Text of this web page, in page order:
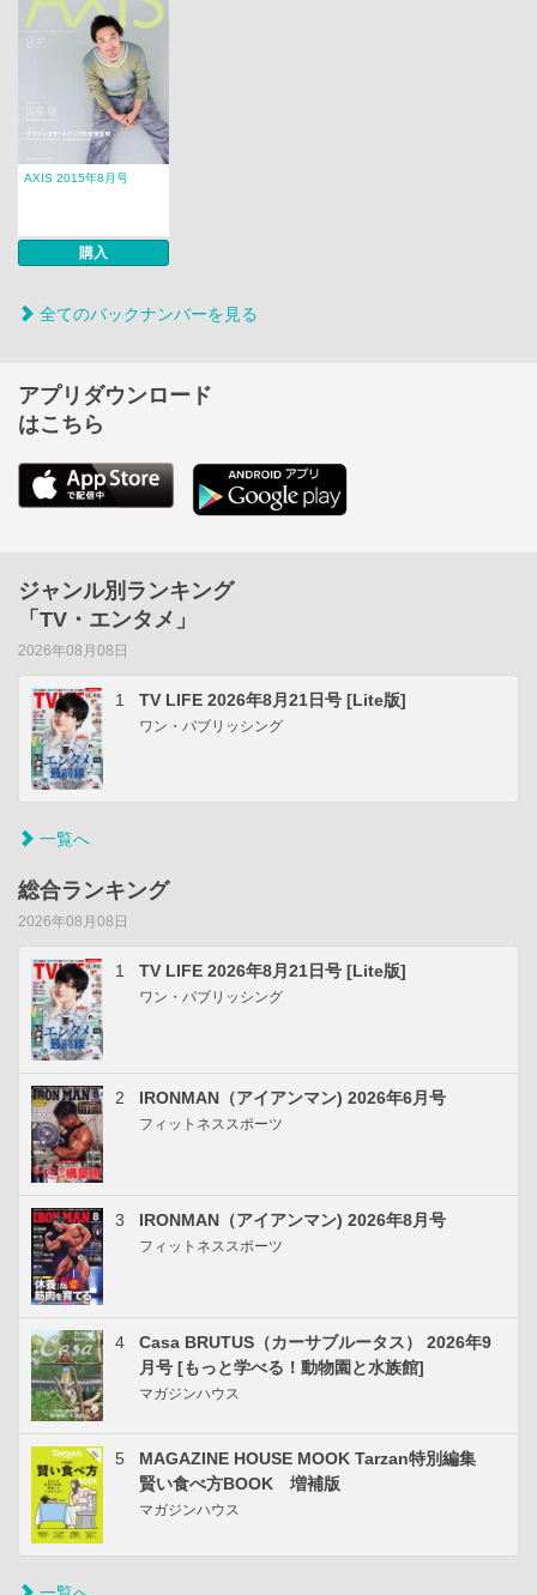
AXIS 2015年8月号
購入
全てのバックナンバーを見る
アプリダウンロード
はこちら
ジャンル別ランキング
「TV・エンタメ」
2026年08月08日
1 TV LIFE 2026年8月21日号 [Lite版]
ワン・パブリッシング
一覧へ
総合ランキング
2026年08月08日
1 TV LIFE 2026年8月21日号 [Lite版]
ワン・パブリッシング
2 IRONMAN（アイアンマン) 2026年6月号
フィットネススポーツ
3 IRONMAN（アイアンマン) 2026年8月号
フィットネススポーツ
4
Casa BRUTUS（カーサブルータス） 2026年9
月号 [もっと学べる！動物園と水族館]
マガジンハウス
5
MAGAZINE HOUSE MOOK Tarzan特別編集
賢い食べ方BOOK 増補版
マガジンハウス